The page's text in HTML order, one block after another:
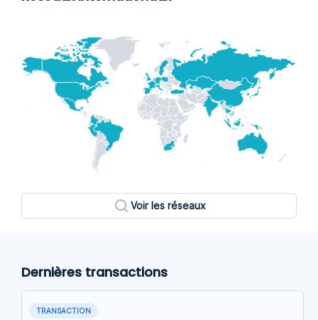
Voir les réseaux
Dernières transactions
TRANSACTION